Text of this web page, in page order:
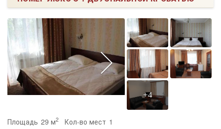
+4
Площадь 29 м2 Кол-во мест 1